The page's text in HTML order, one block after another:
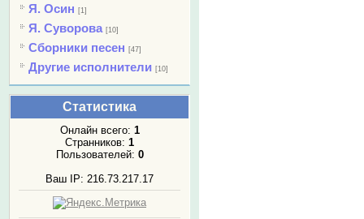
Я. Осин [1]
Я. Суворова [10]
Сборники песен [47]
Другие исполнители [10]
Статистика
Онлайн всего: 1
Странников: 1
Пользователей: 0
Ваш IP: 216.73.217.17